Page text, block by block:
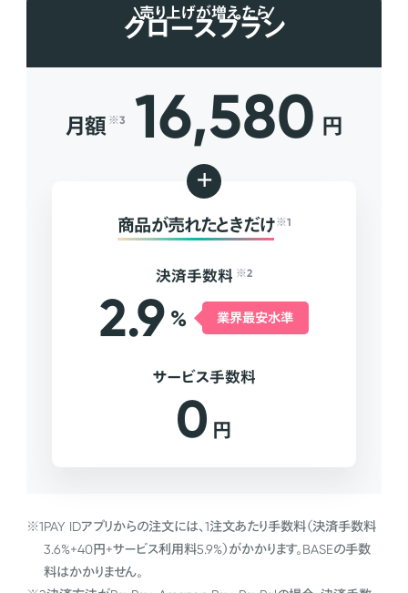
売り上げが増えたら
グロースプラン
月額 ※3 16,580 円
+
商品が売れたときだけ ※1
決済手数料 ※2
2.9 % 業界最安水準
サービス手数料
0 円
※1PAY IDアプリからの注文には、1注文あたり手数料（決済手数料
3.6%+40円+サービス利用料5.9%）がかかります。BASEの手数
料はかかりません。